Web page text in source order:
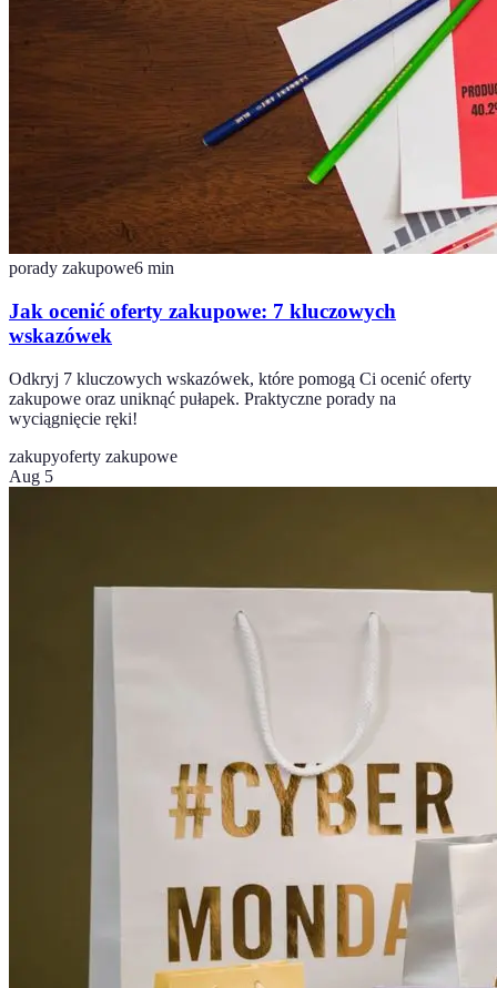
porady zakupowe6 min
Jak ocenić oferty zakupowe: 7 kluczowych
wskazówek
Odkryj 7 kluczowych wskazówek, które pomogą Ci ocenić oferty
zakupowe oraz uniknąć pułapek. Praktyczne porady na
wyciągnięcie ręki!
zakupyoferty zakupowe
Aug 5